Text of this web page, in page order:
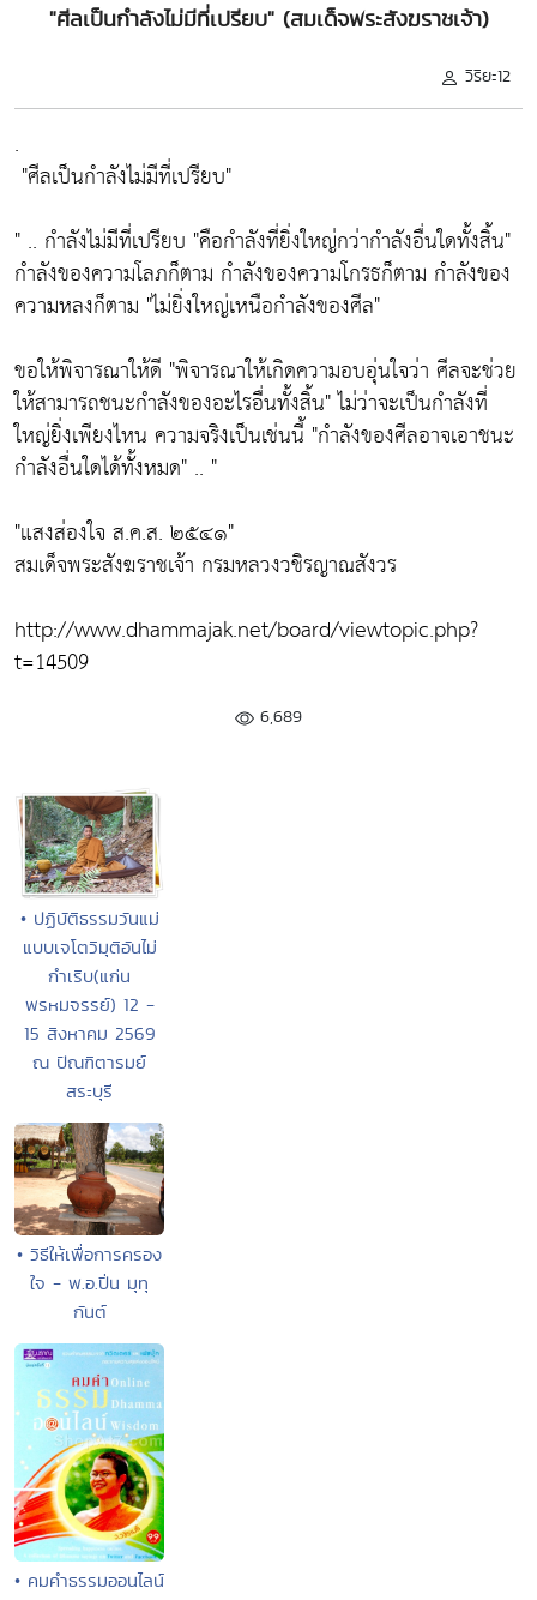
"ศีลเป็นกำลังไม่มีที่เปรียบ" (สมเด็จพระสังฆราชเจ้า)
วิริยะ12
.
"ศีลเป็นกำลังไม่มีที่เปรียบ"
" .. กำลังไม่มีที่เปรียบ "คือกำลังที่ยิ่งใหญ่กว่ากำลังอื่นใดทั้งสิ้น"
กำลังของความโลภก็ตาม กำลังของความโกรธก็ตาม กำลังของ
ความหลงก็ตาม "ไม่ยิ่งใหญ่เหนือกำลังของศีล"
ขอให้พิจารณาให้ดี "พิจารณาให้เกิดความอบอุ่นใจว่า ศีลจะช่วย
ให้สามารถชนะกำลังของอะไรอื่นทั้งสิ้น"ไม่ว่าจะเป็นกำลังที่
ใหญ่ยิ่งเพียงไหน ความจริงเป็นเช่นนี้ "กำลังของศีลอาจเอาชนะ
กำลังอื่นใดได้ทั้งหมด" .. "
"แสงส่องใจ ส.ค.ส. ๒๕๔๑"
สมเด็จพระสังฆราชเจ้า กรมหลวงวชิรญาณสังวร
http://www.dhammajak.net/board/viewtopic.php?
t=14509
6,689
• ปฏิบัติธรรมวันแม่
แบบเจโตวิมุติอันไม่
กำเริบ(แก่น
พรหมจรรย์) 12 -
15 สิงหาคม 2569
ณ ปัณฑิตารมย์
สระบุรี
• วิธีให้เพื่อการครอง
ใจ - พ.อ.ปิ่น มุทุ
กันต์
• คมคำธรรมออนไลน์